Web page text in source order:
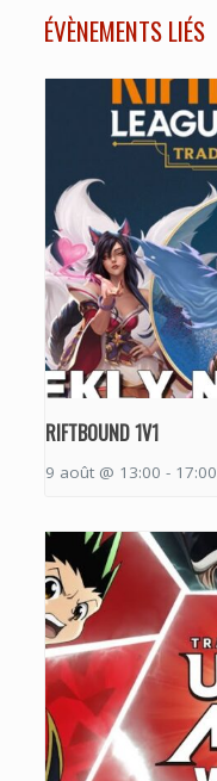
ÉVÈNEMENTS LIÉS
RIFTBOUND 1V1
9 août @ 13:00 - 17:00